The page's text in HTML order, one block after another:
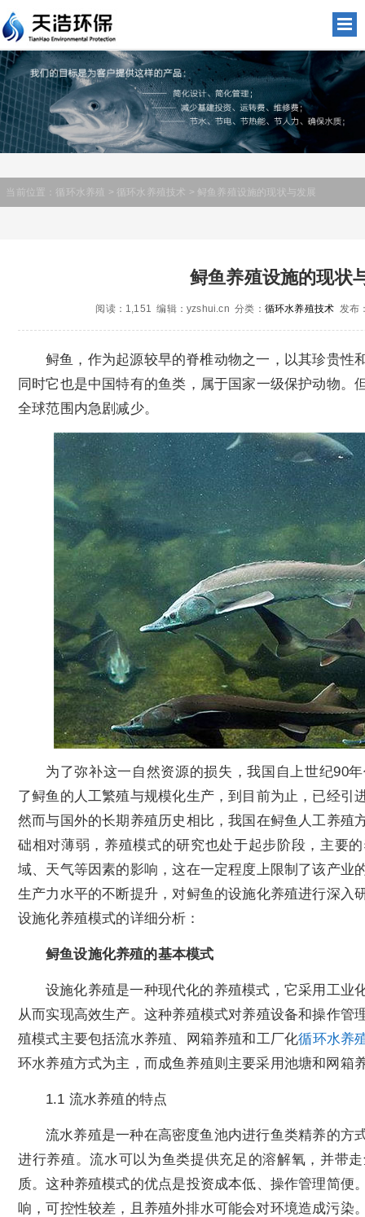
当前位置： 循环水养殖 > 循环水养殖技术 > 鲟鱼养殖设施的现状与发展
鲟鱼养殖设施的现状
阅读：1,151 编辑：yzshui.cn 分类： 循环水养殖技术 发布
鲟鱼，作为起源较早的脊椎动物之一，以其珍贵性
同时它也是中国特有的鱼类，属于国家一级保护动物。
全球范围内急剧减少。
为了弥补这一自然资源的损失，我国自上世纪90
了鲟鱼的人工繁殖与规模化生产，到目前为止，已经引
然而与国外的长期养殖历史相比，我国在鲟鱼人工养殖
础相对薄弱，养殖模式的研究也处于起步阶段，主要
域、天气等因素的影响，这在一定程度上限制了该产业
生产力水平的不断提升，对鲟鱼的设施化养殖进行深入
设施化养殖模式的详细分析：
鲟鱼设施化养殖的基本模式
设施化养殖是一种现代化的养殖模式，它采用工业
从而实现高效生产。这种养殖模式对养殖设备和操作管
殖模式主要包括流水养殖、网箱养殖和工厂化循环水养
环水养殖方式为主，而成鱼养殖则主要采用池塘和网箱
1.1 流水养殖的特点
流水养殖是一种在高密度鱼池内进行鱼类精养的方
进行养殖。流水可以为鱼类提供充足的溶解氧，并带
质。这种养殖模式的优点是投资成本低、操作管理简便
响，可控性较差，且养殖外排水可能会对环境造成污染